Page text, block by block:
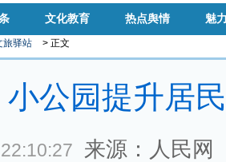
文化教育 热点舆情 魅
旅驿站 > 正文
小公园提升居
来源：人民网